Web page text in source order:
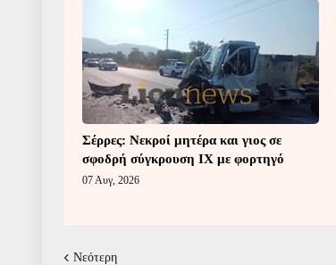
Σέρρες: Νεκροί μητέρα και γιος σε
σφοδρή σύγκρουση ΙΧ με φορτηγό
07 Αυγ, 2026
Νεότερη